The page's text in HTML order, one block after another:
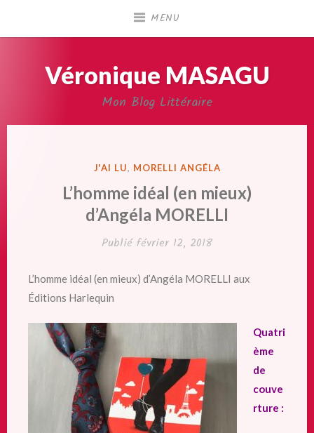
MENU
Véronique MASAGU
Mon Blog Littéraire
PUBLIÉ
J'AI LU, MORELLI ANGÉLA
L’homme idéal (en mieux)
d’Angéla MORELLI
Publié février 12, 2018
L’homme idéal (en mieux) d’Angéla MORELLI aux
Éditions Harlequin
Quatri
ème
de
couve
rture :